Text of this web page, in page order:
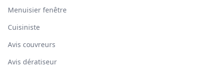
Menuisier fenêtre
Cuisiniste
Avis couvreurs
Avis dératiseur